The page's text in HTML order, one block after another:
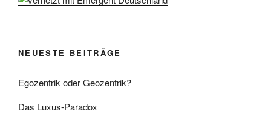
NEUESTE BEITRÄGE
Egozentrik oder Geozentrik?
Das Luxus-Paradox